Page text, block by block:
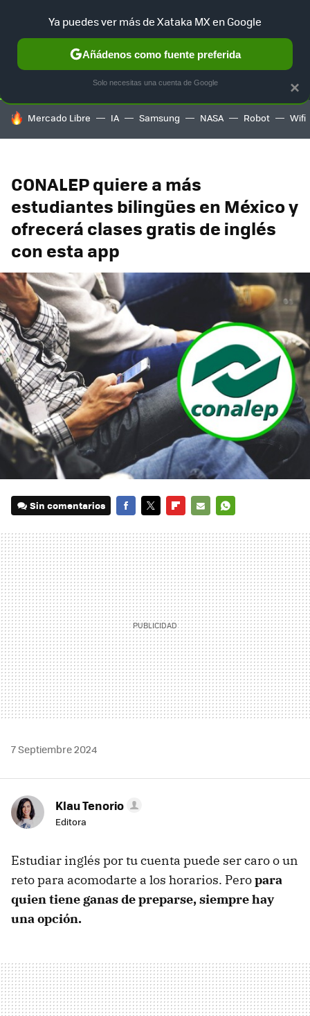
SELECCIÓN GAMING HOME AUTO TERRITORIO
HOY SE HABLA DE
Mercado Libre IA Samsung NASA Robot Wifi
CONALEP quiere a más
estudiantes bilingües en México y
ofrecerá clases gratis de inglés
con esta app
Sin comentarios
MAIL
7 Septiembre 2024
Klau Tenorio
Editora
Estudiar inglés por tu cuenta puede ser caro o un
reto para acomodarte a los horarios. Peropara
quien tiene ganas de preparse, siempre hay
una opción.
×
Ya puedes ver más de Xataka MX en Google
Añádenos como fuente preferida
Solo necesitas una cuenta de Google